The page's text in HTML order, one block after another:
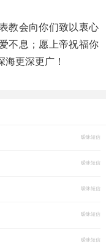
教会向你们致以衷心
不息；愿上帝祝福你
更深更广！
暧昧短信
暧昧短信
暧昧短信
暧昧短信
暧昧短信